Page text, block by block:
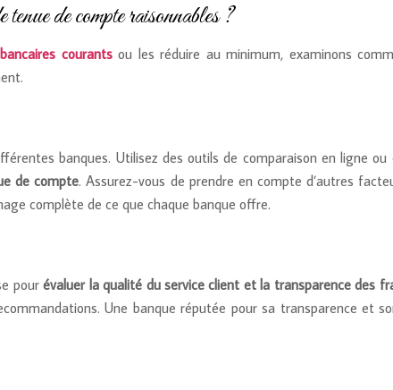
de compte raisonnables ?
courantsou les réduire au minimum, examinons
banques. Utilisez des outils de comparaison en ligne
de compte. Assurez-vous de prendre en compte d’autres
complète de ce que chaque banque offre.
pourévaluer la qualité du service client et la transparence des
Une banque réputée pour sa transparence et